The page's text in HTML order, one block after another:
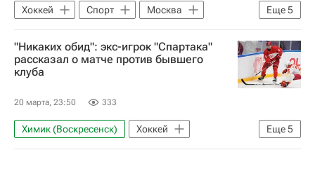
Еще5
Хоккей Спорт
Москва
Алексей Жамнов
Джоуи Кин
КХЛ 2025-2026
ХК Спартак (Москва)
Локомотив (Ярославль)
"Никаких обид": экс-игрок "Спартака"
рассказал о матче против бывшего
клуба
20 марта, 23:50 333
Еще5
Химик (Воскресенск)
Хоккей
КХЛ 2025-2026
Нефтехимик